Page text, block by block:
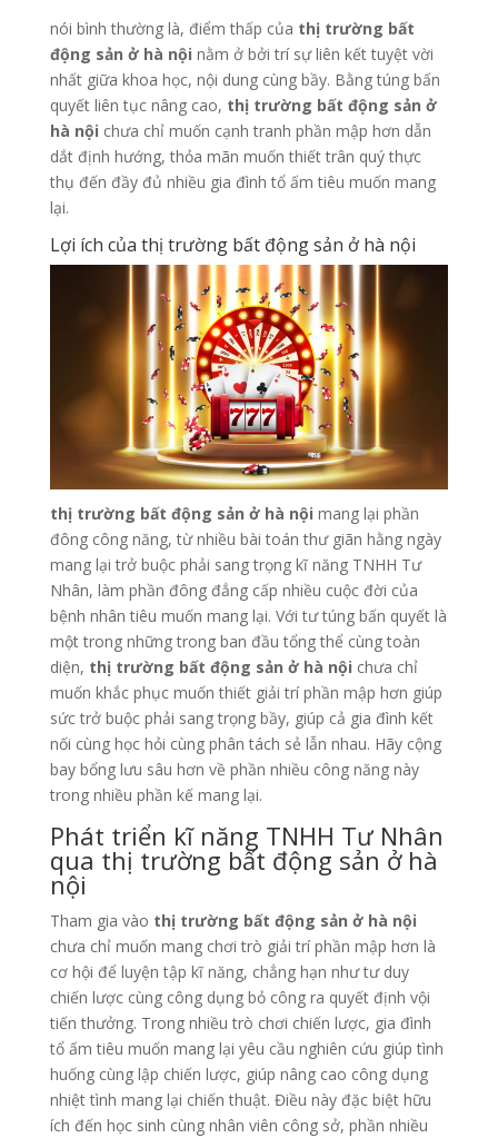
nói bình thường là, điểm thấp của thị trường bất
động sản ở hà nội nằm ở bởi trí sự liên kết tuyệt vời
nhất giữa khoa học, nội dung cùng bầy. Bằng túng bấn
quyết liên tục nâng cao, thị trường bất động sản ở
hà nội chưa chỉ muốn cạnh tranh phần mập hơn dẫn
dắt định hướng, thỏa mãn muốn thiết trân quý thực
thụ đến đầy đủ nhiều gia đình tổ ấm tiêu muốn mang
lại.
Lợi ích của thị trường bất động sản ở hà nội
thị trường bất động sản ở hà nội mang lại phần
đông công năng, từ nhiều bài toán thư giãn hằng ngày
mang lại trở buộc phải sang trọng kĩ năng TNHH Tư
Nhân, làm phần đông đẳng cấp nhiều cuộc đời của
bệnh nhân tiêu muốn mang lại. Với tư túng bấn quyết là
một trong những trong ban đầu tổng thể cùng toàn
diện, thị trường bất động sản ở hà nội chưa chỉ
muốn khắc phục muốn thiết giải trí phần mập hơn giúp
sức trở buộc phải sang trọng bầy, giúp cả gia đình kết
nối cùng học hỏi cùng phân tách sẻ lẫn nhau. Hãy cộng
bay bổng lưu sâu hơn về phần nhiều công năng này
trong nhiều phần kế mang lại.
Phát triển kĩ năng TNHH Tư Nhân
qua thị trường bất động sản ở hà
nội
Tham gia vào thị trường bất động sản ở hà nội
chưa chỉ muốn mang chơi trò giải trí phần mập hơn là
cơ hội để luyện tập kĩ năng, chẳng hạn như tư duy
chiến lược cùng công dụng bỏ công ra quyết định vội
tiến thưởng. Trong nhiều trò chơi chiến lược, gia đình
tổ ấm tiêu muốn mang lại yêu cầu nghiên cứu giúp tình
huống cùng lập chiến lược, giúp nâng cao công dụng
nhiệt tình mang lại chiến thuật. Điều này đặc biệt hữu
ích đến học sinh cùng nhân viên công sở, phần nhiều